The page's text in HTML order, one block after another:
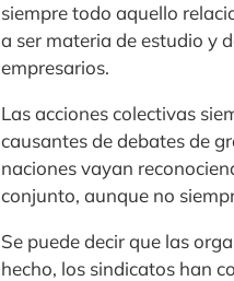
siempre todo aquello
a ser materia de estudio y
empresarios.
Las acciones colectivas
causantes de debates de
naciones vayan
conjunto, aunque no
Se puede decir que las
hecho, los sindicatos han